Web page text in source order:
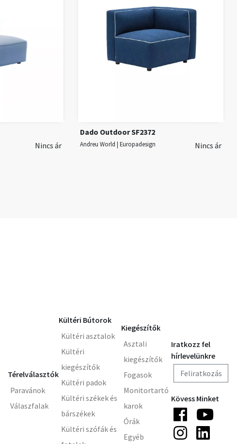
Nincs ár
Dado Outdoor SF2372
Andreu World | Europadesign Nincs ár
Térelválasztók
Paravánok
Válaszfalak
Kültéri Bútorok
Kültéri asztalok
Kültéri
kiegészítők
Kültéri padok
Kültéri székek és
bárszékek
Kültéri szófák és
Kiegészítők
Asztali
kiegészítők
Fogasok
Monitortartó
karok
Órák
Egyéb
Iratkozz fel
hírlevelünkre
Feliratkozás
Kövess Minket